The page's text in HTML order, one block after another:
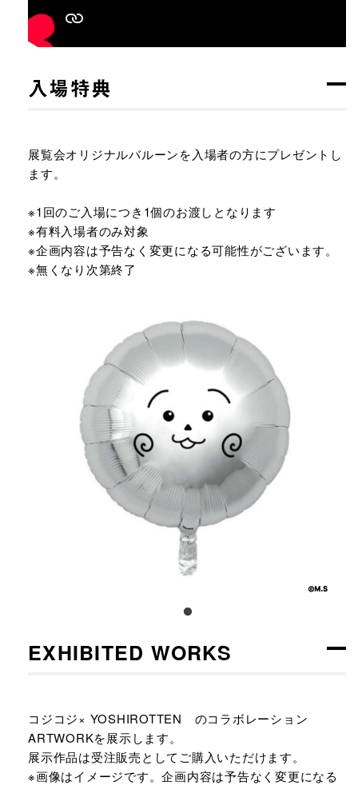
入場特典
展覧会オリジナルバルーンを入場者の方にプレゼントし
ます。
※1回のご入場につき1個のお渡しとなります
※有料入場者のみ対象
※企画内容は予告なく変更になる可能性がございます。
※無くなり次第終了
EXHIBITED WORKS
コジコジ× YOSHIROTTEN のコラボレーション
ARTWORKを展示します。
展示作品は受注販売としてご購入いただけます。
※画像はイメージです。企画内容は予告なく変更になる